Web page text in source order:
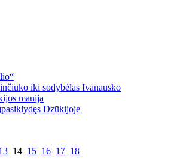
iki sodybėlas Ivanausko
manija
Dzūkijoje
14 15 16 17 18